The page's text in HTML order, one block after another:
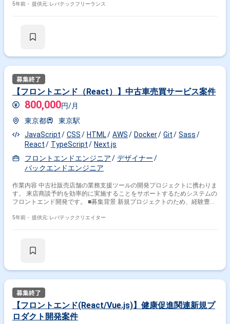
境】 - フロントエンド: HTML / Sass（SCSS） / TypeScript /
理: JIRA - CI/CD: CloudBuild / Argo CD - コミュニケーション: Slack /
イプの作成 -チームメンバーやステークホルダーへのプレゼンテーショ
5年前・ 提供元: レバテックフリーランス
【フロントエンド（React）】中古車売買サービス案件
800,000円/月
東京都
東京駅
JavaScript
CSS HTML AWS Docker Git
Sass
React
TypeScript
Next.js
フロントエンドエンジニア
デザイナー
バックエンドエンジニア
作業内容 中古社販売店舗の業務支援ツールの開発プロジェクトに携わりま
す。 来店商談予約を効率的に実施することをサポートするためシステムの
フロントエンド開発です。 ■募集背景 新規プロジェクトのため、経験豊富
Next.js(React)、バックエンドは現在検討中(Node.js,Ruby,Javaのどれか ■
・アプリケーション新規構築、バックエンドとの連携
5年前・ 提供元: レバテッククリエイター
【フロントエンド(React/Vue.js)】健康促進関連新規プ
ロダクト開発案件